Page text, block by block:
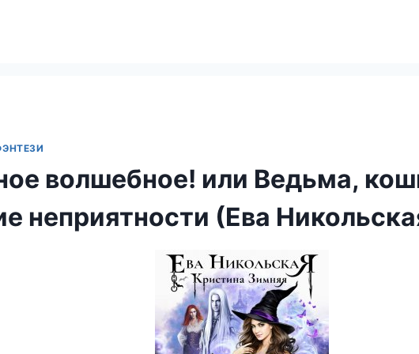
волшебное! или Ведьма,
неприятности (Ева